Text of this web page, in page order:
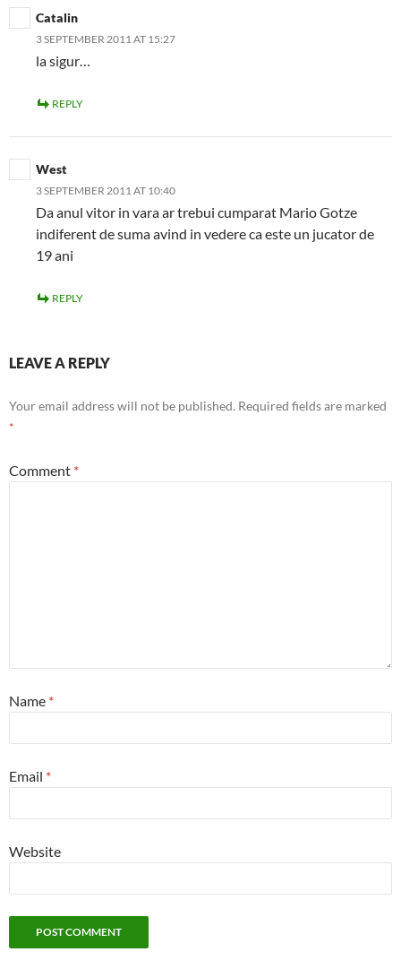
Catalin
3 SEPTEMBER 2011 AT 15:27
la sigur…
REPLY
West
3 SEPTEMBER 2011 AT 10:40
Da anul vitor in vara ar trebui cumparat Mario Gotze
indiferent de suma avind in vedere ca este un jucator de
19 ani
REPLY
LEAVE A REPLY
Your email address will not be published. Required fields are marked
*
Comment *
Name *
Email *
Website